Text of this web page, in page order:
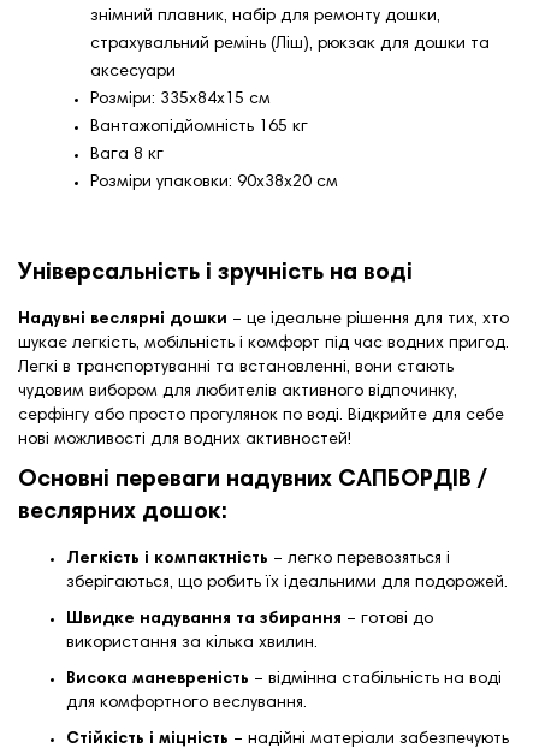
знімний плавник, набір для ремонту дошки,
страхувальний ремінь (Ліш), рюкзак для дошки та
аксесуари
Розміри: 335x84x15 см
Вантажопідйомність 165 кг
Вага 8 кг
Розміри упаковки: 90x38x20 см
Універсальність і зручність на воді
Надувні веслярні дошки – це ідеальне рішення для тих, хто
шукає легкість, мобільність і комфорт під час водних пригод.
Легкі в транспортуванні та встановленні, вони стають
чудовим вибором для любителів активного відпочинку,
серфінгу або просто прогулянок по воді. Відкрийте для себе
нові можливості для водних активностей!
Основні переваги надувних САПБОРДІВ /
веслярних дошок:
Легкість і компактність – легко перевозяться і
зберігаються, що робить їх ідеальними для подорожей.
Швидке надування та збирання – готові до
використання за кілька хвилин.
Висока маневреність – відмінна стабільність на воді
для комфортного веслування.
Стійкість і міцність – надійні матеріали забезпечують